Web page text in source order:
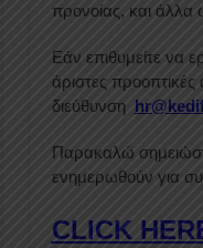
προνοίας, και άλλα
Εάν επιθυμείτε να
άριστες προοπτικές
διεύθυνση
Παρακαλώ
ενημερωθούν για
CLICK